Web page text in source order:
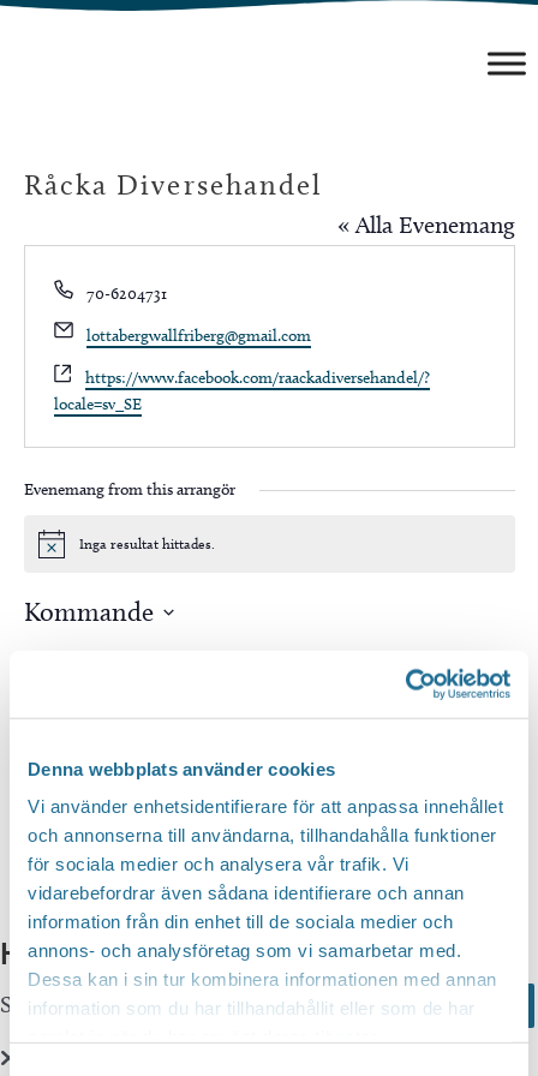
Denna webbplats använder cookies
Vi använder enhetsidentifierare för att anpassa innehållet
och annonserna till användarna, tillhandahålla funktioner
för sociala medier och analysera vår trafik. Vi
vidarebefordrar även sådana identifierare och annan
information från din enhet till de sociala medier och
annons- och analysföretag som vi samarbetar med.
Dessa kan i sin tur kombinera informationen med annan
information som du har tillhandahållit eller som de har
Hoppa
Råcka Diversehandel
« Alla Evenemang
Phone
70-6204731
Email
lottabergwallfriberg@gmail.com
Website
https://www.facebook.com/raackadiversehandel/?
locale=sv_SE
Evenemang from this arrangör
Notis Inga resultat hittades.
Kommande
Nästa
Prenumerera på kalender
Hittar du inte vad du söker?
Sök här... Search